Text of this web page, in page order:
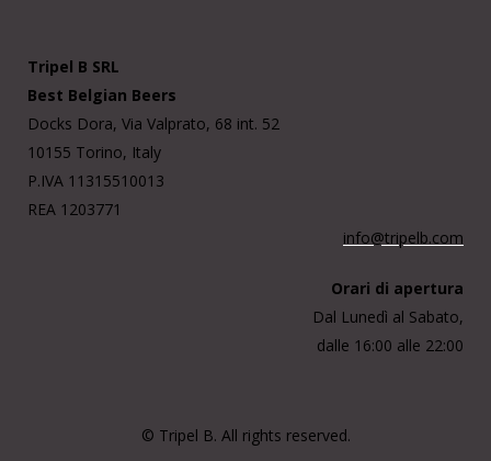
Tripel B SRL
Best Belgian Beers
Docks Dora, Via Valprato, 68 int. 52
10155 Torino, Italy
P.IVA 11315510013
REA 1203771
info@tripelb.com
Orari di apertura
Dal Lunedì al Sabato,
dalle 16:00 alle 22:00
© Tripel B. All rights reserved.